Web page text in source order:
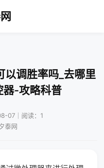
以调胜率吗_去哪里
器-攻略科普
07｜阅读：1
泰网